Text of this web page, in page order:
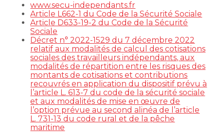
www.secu-independants.fr
Article L662-1 du Code de la Sécurité Sociale
Article D633-19-2 du Code de la Sécurité
Sociale
Décret n° 2022-1529 du 7 décembre 2022
relatif aux modalités de calcul des cotisations
sociales des travailleurs indépendants, aux
modalités de répartition entre les risques des
montants de cotisations et contributions
recouvrés en application du dispositif prévu à
l’article L. 613-7 du code de la sécurité sociale
et aux modalités de mise en œuvre de
l’option prévue au second alinéa de l’article
L. 731-13 du code rural et de la pêche
maritime